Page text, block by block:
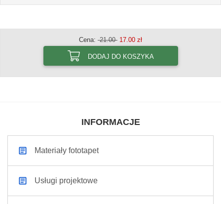
Cena: 21.00 17.00 zł
DODAJ DO KOSZYKA
INFORMACJE
Materiały fototapet
Usługi projektowe